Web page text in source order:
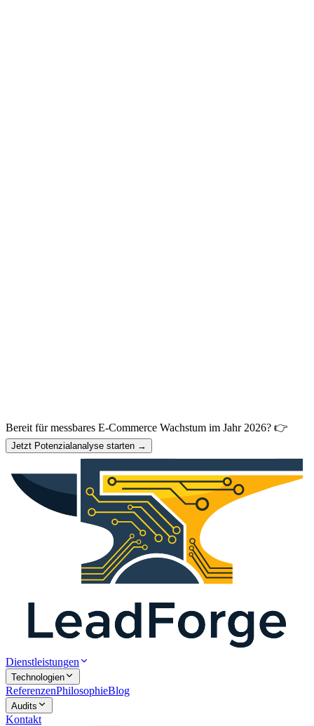
Bereit für messbares E-Commerce Wachstum im Jahr 2026? 👉
Jetzt Potenzialanalyse starten →
Dienstleistungen
Technologien
ReferenzenPhilosophieBlog
Audits
Kontakt